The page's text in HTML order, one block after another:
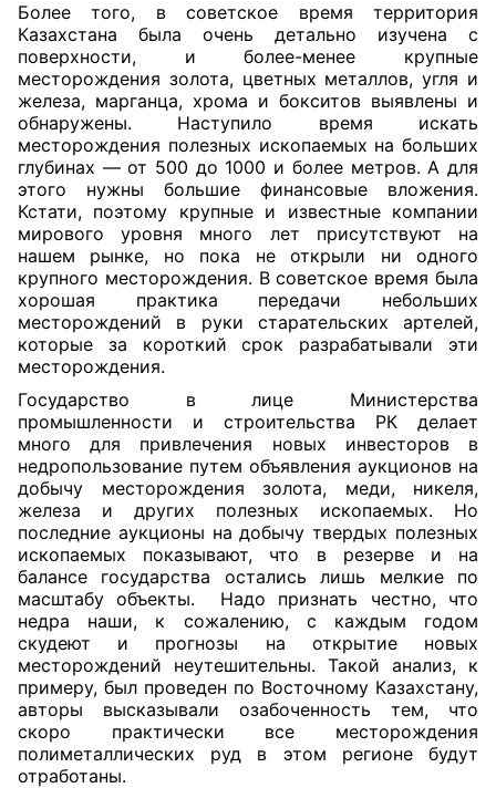
Более того, в советское время территория
Казахстана была очень детально изучена с
поверхности, и более-менее крупные
месторождения золота, цветных металлов, угля и
железа, марганца, хрома и бокситов выявлены и
обнаружены. Наступило время искать
месторождения полезных ископаемых на больших
глубинах — от 500 до 1000 и более метров. А для
этого нужны большие финансовые вложения.
Кстати, поэтому крупные и известные компании
мирового уровня много лет присутствуют на
нашем рынке, но пока не открыли ни одного
крупного месторождения. В советское время была
хорошая практика передачи небольших
месторождений в руки старательских артелей,
которые за короткий срок разрабатывали эти
месторождения.
Государство в лице Министерства
промышленности и строительства РК делает
много для привлечения новых инвесторов в
недропользование путем объявления аукционов на
добычу месторождения золота, меди, никеля,
железа и других полезных ископаемых. Но
последние аукционы на добычу твердых полезных
ископаемых показывают, что в резерве и на
балансе государства остались лишь мелкие по
масштабу объекты. Надо признать честно, что
недра наши, к сожалению, с каждым годом
скудеют и прогнозы на открытие новых
месторождений неутешительны. Такой анализ, к
примеру, был проведен по Восточному Казахстану,
авторы высказывали озабоченность тем, что
скоро практически все месторождения
полиметаллических руд в этом регионе будут
отработаны.